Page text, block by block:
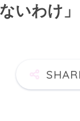
いわけ」